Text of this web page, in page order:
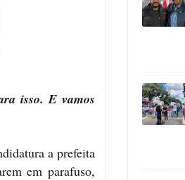
isso. E vamos
a prefeita
em parafuso,